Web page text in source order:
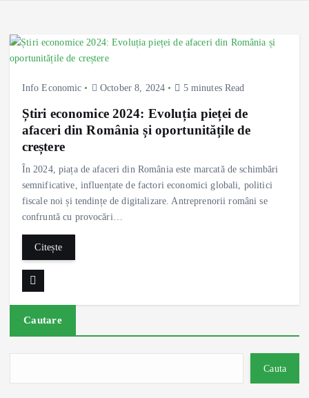
Info Economic October 8, 2024 5 minutes Read
Știri economice 2024: Evoluția pieței de
afaceri din România și oportunitățile de
creștere
În 2024, piața de afaceri din România este marcată de schimbări
semnificative, influențate de factori economici globali, politici
fiscale noi și tendințe de digitalizare. Antreprenorii români se
confruntă cu provocări…
Citește
Cautare
Cauta